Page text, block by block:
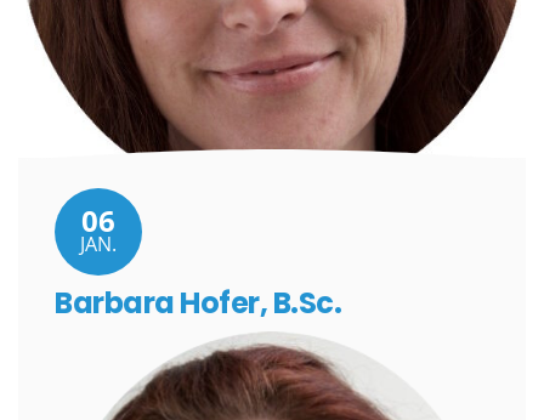
06
JAN.
Barbara Hofer, B.Sc.